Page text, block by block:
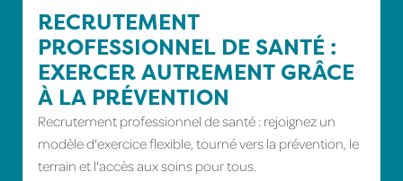
RECRUTEMENT
PROFESSIONNEL DE SANTÉ :
EXERCER AUTREMENT GRÂCE
À LA PRÉVENTION
Recrutement professionnel de santé : rejoignez un
modèle d'exercice flexible, tourné vers la prévention, le
terrain et l'accès aux soins pour tous.